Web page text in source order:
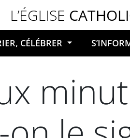
L’ÉGLISE
Votre recherche
CÉLÉBRER